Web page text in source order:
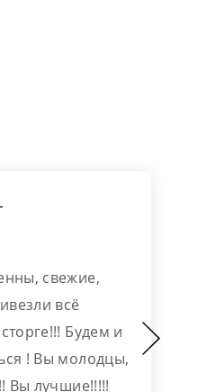
свежие,
всё
Будем и
! Вы молодцы,
Вы лучшие!!!!!